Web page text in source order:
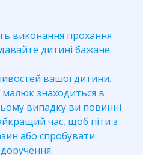
виконання прохання
дитині бажане.
вашої дитини.
знаходиться в
випадку ви повинні
час, щоб піти з
або спробувати